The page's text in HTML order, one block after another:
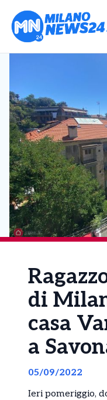
di
casa
a
05/09/2022
Ieri pomeriggio,